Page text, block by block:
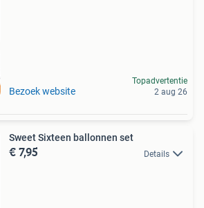
Bezoek website
Topadvertentie
2 aug 26
Sweet Sixteen ballonnen set
€ 7,95 Details